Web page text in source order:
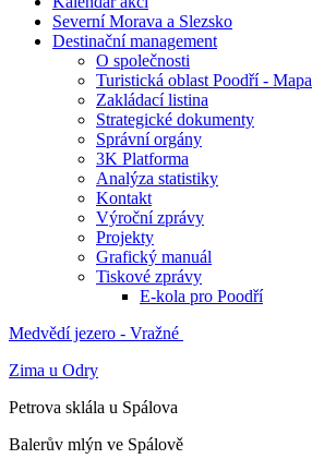
Severní Morava a Slezsko
Destinační management
O společnosti
Turistická oblast Poodří - Mapa
Zakládací listina
Strategické dokumenty
Správní orgány
3K Platforma
Analýza statistiky
Kontakt
Výroční zprávy
Projekty
Grafický manuál
Tiskové zprávy
E-kola pro Poodří
Medvědí jezero - Vražné
Zima u Odry
Petrova sklála u Spálova
Balerův mlýn ve Spálově